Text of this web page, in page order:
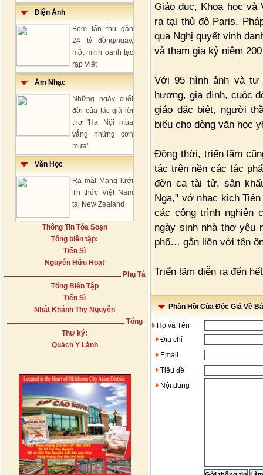
Điện Ảnh
Bom tấn thu gần
24 tỷ đồng/ngày,
một mình oanh tạc
rạp Việt
Âm Nhạc
Những ngày cuối
đời của tác giả lời
thơ 'Hà Nội mùa
vắng những cơn
mưa'
Văn Học
Ra mắt Mạng lưới
Tri thức Việt Nam
tại New Zealand
Thông Tin Tòa Soạn
Tổng biên tập:
Tiến Sĩ
Nguyễn Hữu Hoạt
Phụ Tá
Tổng Biên Tập
Tiến Sĩ
Nhật Khánh Thy Nguyễn
Tổng
Thư ký:
Quách Y Lành
Giáo dục, Khoa học và
ra tại thủ đô Paris,
qua Nghị quyết vinh
và tham gia kỷ niệm
Với 95 hình ảnh và tư
hương, gia đình, cuộc
giáo đặc biệt, người
biểu cho dòng văn học
Đồng thời, triển lãm
tác trên nền các tác
đờn ca tài tử, sân
Nga," vở nhạc kịch
các công trình nghiên
ngày sinh nhà thơ yêu
phố… gắn liền với tên
Triển lãm diễn ra đến
Phản Hồi Của Độc Giả Về
Họ và Tên
Địa chỉ
Email
Tiêu đề
Nội dung